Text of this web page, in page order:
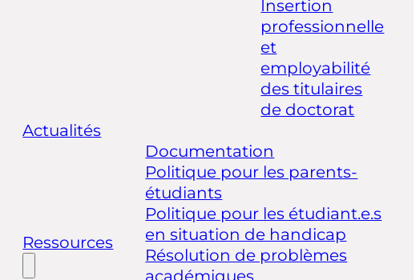
Insertion
professionnelle
et
employabilité
des titulaires
de doctorat
Actualités
Ressources
Documentation
Politique pour les parents-
étudiants
Politique pour les étudiant.e.s
en situation de handicap
Résolution de problèmes
académiques